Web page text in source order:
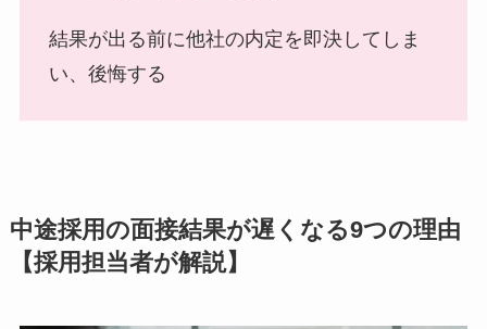
結果が出る前に他社の内定を即決してしま
い、後悔する
中途採用の面接結果が遅くなる9つの理由
【採用担当者が解説】